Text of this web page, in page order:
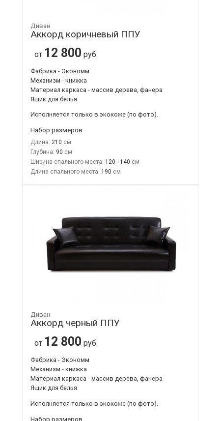
Диван
Аккорд коричневый ППУ
от 12 800 руб.
Фабрика - Экономм
Механизм - книжка
Материал каркаса - массив дерева, фанера
Ящик для белья
Исполняется только в экокоже (по фото).
Набор размеров
Длина: 210
Глубина: 90
Ширина спального места: 120 - 140
Длина спального места: 190
Диван
Аккорд черный ППУ
от 12 800 руб.
Фабрика - Экономм
Механизм - книжка
Материал каркаса - массив дерева, фанера
Ящик для белья
Исполняется только в экокоже (по фото).
Набор размеров